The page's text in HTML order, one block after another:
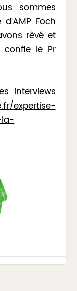
sommes
Foch
rêvé et
confie le Pr
interviews
expertise-
la-